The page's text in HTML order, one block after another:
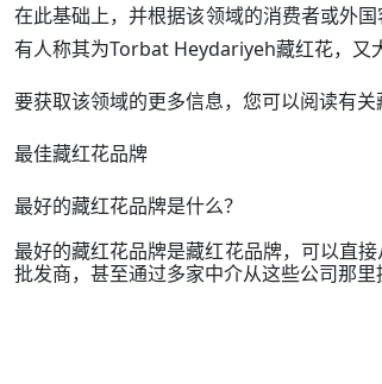
在此基础上，并根据该领域的消费者或外
有人称其为Torbat Heydariyeh藏红花，又
要获取该领域的更多信息，您可以阅读有
最佳藏红花品牌
最好的藏红花品牌是什么？
最好的藏红花品牌是藏红花品牌，可以直
批发商，甚至通过多家中介从这些公司那里